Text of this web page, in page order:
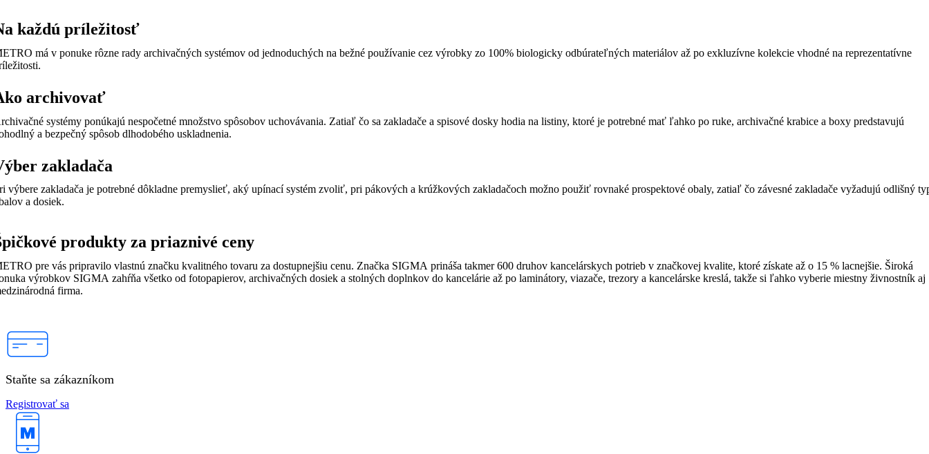
každú príležitosť
má v ponuke rôzne rady archivačných systémov od jednoduchých na bežné používanie cez výrobky zo 100% biologicky odbúrateľných materiálov až po exkluzívne kolekcie vhodné na reprezentatívne
archivovať
systémy ponúkajú nespočetné množstvo spôsobov uchovávania. Zatiaľ čo sa zakladače a spisové dosky hodia na listiny, ktoré je potrebné mať ľahko po ruke, archivačné krabice a boxy predstavujú
a bezpečný spôsob dlhodobého uskladnenia.
zakladača
výbere zakladača je potrebné dôkladne premyslieť, aký upínací systém zvoliť, pri pákových a krúžkových zakladačoch možno použiť rovnaké prospektové obaly, zatiaľ čo závesné zakladače vyžadujú odlišný
a dosiek.
produkty za priaznivé ceny
pre vás pripravilo vlastnú značku kvalitného tovaru za dostupnejšiu cenu. Značka SIGMA prináša takmer 600 druhov kancelárskych potrieb v značkovej kvalite, ktoré získate až o 15 % lacnejšie. Široká
výrobkov SIGMA zahŕňa všetko od fotopapierov, archivačných dosiek a stolných doplnkov do kancelárie až po laminátory, viazače, trezory a kancelárske kreslá, takže si ľahko vyberie miestny živnostník aj
firma.
Staňte sa zákazníkom
Registrovať sa